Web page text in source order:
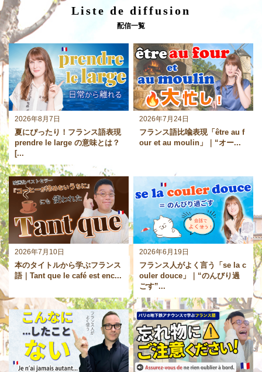
Liste de diffusion
配信一覧
2026年8月7日
夏にぴったり！フランス語表現
prendre le large の意味とは？
[...
2026年7月24日
フランス語比喩表現「être au f
our et au moulin」｜“オー...
2026年7月10日
本のタイトルから学ぶフランス
語｜Tant que le café est enc...
2026年6月19日
フランス人がよく言う「se la c
ouler douce」｜“のんびり過
ごす”...